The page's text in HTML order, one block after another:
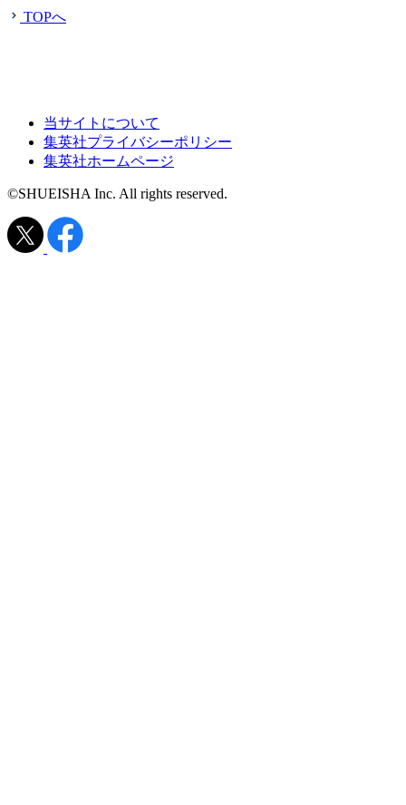
TOPへ
当サイトについて
集英社プライバシーポリシー
集英社ホームページ
©SHUEISHA Inc. All rights reserved.